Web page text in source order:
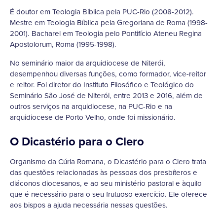
É doutor em Teologia Bíblica pela PUC-Rio (2008-2012).
Mestre em Teologia Bíblica pela Gregoriana de Roma (1998-
2001). Bacharel em Teologia pelo Pontifício Ateneu Regina
Apostolorum, Roma (1995-1998).
No seminário maior da arquidiocese de Niterói,
desempenhou diversas funções, como formador, vice-reitor
e reitor. Foi diretor do Instituto Filosófico e Teológico do
Seminário São José de Niterói, entre 2013 e 2016, além de
outros serviços na arquidiocese, na PUC-Rio e na
arquidiocese de Porto Velho, onde foi missionário.
O Dicastério para o Clero
Organismo da Cúria Romana, o Dicastério para o Clero trata
das questões relacionadas às pessoas dos presbíteros e
diáconos diocesanos, e ao seu ministério pastoral e àquilo
que é necessário para o seu frutuoso exercício. Ele oferece
aos bispos a ajuda necessária nessas questões.